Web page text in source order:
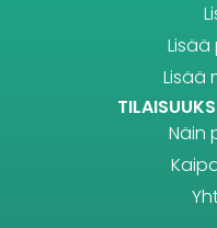
Lisää
Näin